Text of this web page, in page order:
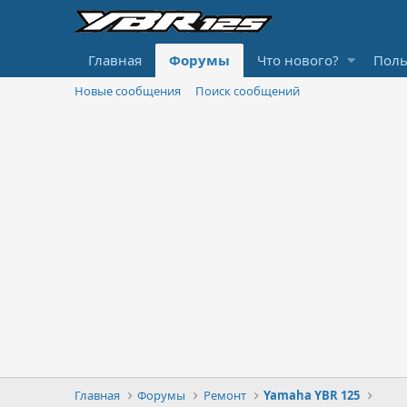
Главная Форумы Что нового?
Новые сообщения Поиск сообщений
Главная Форумы Ремонт Yamaha YBR 125